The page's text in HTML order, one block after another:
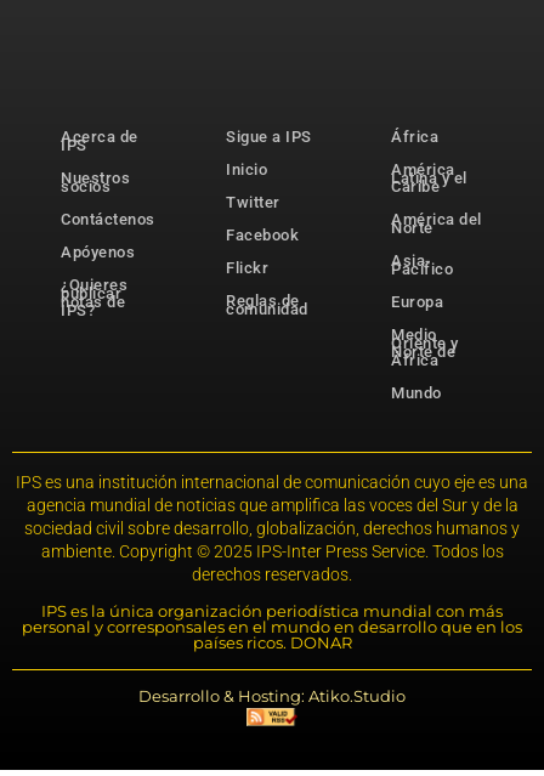
Acerca de
IPS
Nuestros
socios
Contáctenos
Apóyenos
¿Quieres
publicar
notas de
IPS?
Sigue a IPS
Inicio
Twitter
Facebook
Flickr
Reglas de
comunidad
África
América
Latina y el
Caribe
América del
Norte
Asia-
Pacífico
Europa
Medio
Oriente y
Norte de
África
Mundo
IPS es una institución internacional de comunicación cuyo eje es una
agencia mundial de noticias que amplifica las voces del Sur y de la
sociedad civil sobre desarrollo, globalización, derechos humanos y
ambiente. Copyright © 2025 IPS-Inter Press Service. Todos los
derechos reservados.
IPS es la única organización periodística mundial con más
personal y corresponsales en el mundo en desarrollo que en los
países ricos. DONAR
Desarrollo & Hosting: Atiko.Studio